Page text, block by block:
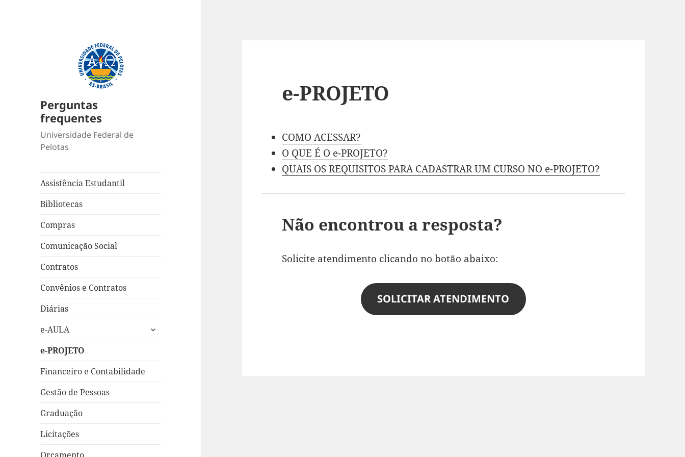
Perguntas
frequentes
Universidade Federal de
Pelotas
Assistência Estudantil
Bibliotecas
Compras
Comunicação Social
Contratos
Convênios e Contratos
Diárias
e-AULA
expandir
e-PROJETO
Financeiro e Contabilidade
Gestão de Pessoas
Graduação
Licitações
e-PROJETO
COMO ACESSAR?
O QUE É O e-PROJETO?
QUAIS OS REQUISITOS PARA CADASTRAR UM CURSO NO e-PROJETO?
Não encontrou a resposta?
Solicite atendimento clicando no botão abaixo:
SOLICITAR ATENDIMENTO